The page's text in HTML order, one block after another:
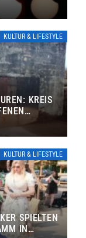
KULTUR & LIFESTYLE
KREIS
KULTUR & LIFESTYLE
SPIELTEN
IN